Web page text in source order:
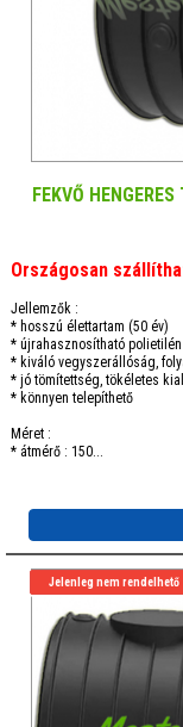
FEKVŐ
Országosan
Jellemzők :
* hosszú élettartam (50 év)
* újrahasznosítható
* kiváló vegyszerállóság,
* jó tömítettség, tökéletes
* könnyen telepíthető
Méret :
* átmérő : 150...
Jelenleg nem rendelhető